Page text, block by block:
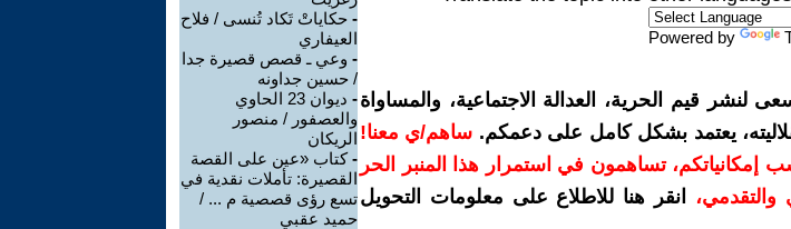
Powered by
قيم الحرية، العدالة الاجتماعية، والمساواة
يعتمد بشكل كامل على دعمكم. ساهم/ي معنا!
أو أكثر حسب إمكانياتكم، تساهمون في استمرار هذا المنبر الحر
والتقدمي،
انقر هنا للاطلاع على معلومات التحويل
- حكاياتْ تَكاد تُنسى / فلاح
العيفاري
- وعي ـ قصص قصيرة جدا
/ حسين جداونه
-
ديوان 23 الحاوي
والعصفور / منصور
الريكان
-كتاب «عين على القصة
القصيرة: تأملات نقدية في
تسع رؤى قصصية م ... /
حميد عقبي